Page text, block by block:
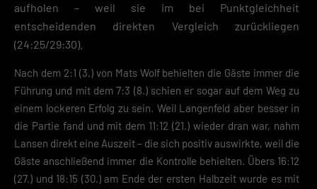
aufholen – weil sie im bei Punktgleichheit
entscheidenden direkten Vergleich zurückliegen
(24:25/29:30).
Nach dem 2:1 (3.) von Mats Wolf behielten die Gäste immer die
Führung und mit dem 7:3 (8.) schien er sogar auf dem Weg zu
einem lockeren Erfolg zu sein. Weil Langenfeld aber besser in
die Partie fand und mit dem 11:12 (21.) wieder dran war, nahm
Lansen direkt eine Auszeit – die sich positiv auswirkte, weil die
Gäste anschließend immer die Kontrolle behielten. Übers 16:12
(27.) und 18:15 (30.) am Ende der ersten Halbzeit wurde es mit